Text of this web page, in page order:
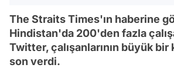
The Straits Times'ın haberine
Hindistan'da 200'den fazla
Twitter, çalışanlarının büyük bir
son verdi.